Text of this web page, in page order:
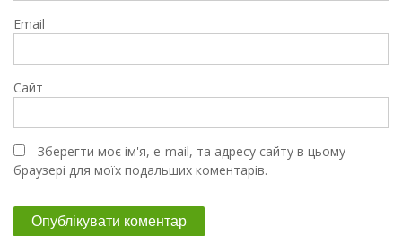
Email
Сайт
Зберегти моє ім'я, e-mail, та адресу сайту в цьому
браузері для моїх подальших коментарів.